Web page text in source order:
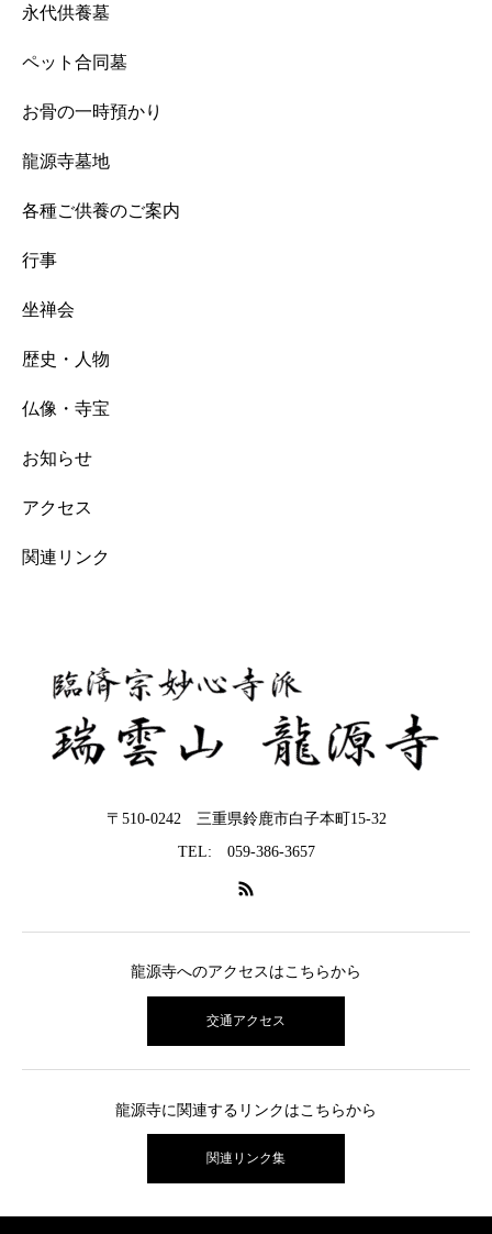
永代供養墓
ペット合同墓
お骨の一時預かり
龍源寺墓地
各種ご供養のご案内
行事
坐禅会
歴史・人物
仏像・寺宝
お知らせ
アクセス
関連リンク
〒510-0242 三重県鈴鹿市白子本町15-32
TEL: 059-386-3657
龍源寺へのアクセスはこちらから
交通アクセス
龍源寺に関連するリンクはこちらから
関連リンク集